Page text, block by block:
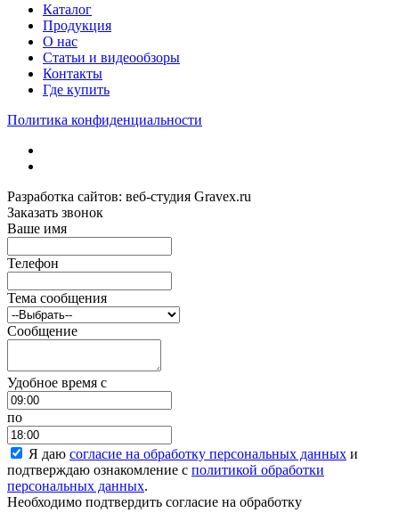
Каталог
Продукция
О нас
Статьи и видеообзоры
Контакты
Где купить
Политика конфиденциальности
Разработка сайтов: веб-студия Gravex.ru
Заказать звонок
Ваше имя
Телефон
Тема сообщения
Сообщение
Удобное время c
по
Я даю согласие на обработку персональных данных и
подтверждаю ознакомление с политикой обработки
персональных данных.
Необходимо подтвердить согласие на обработку